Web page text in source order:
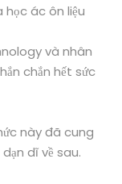
học ác ôn liệu
và nhân
chắn hết sức
này đã cung
dĩ về sau.